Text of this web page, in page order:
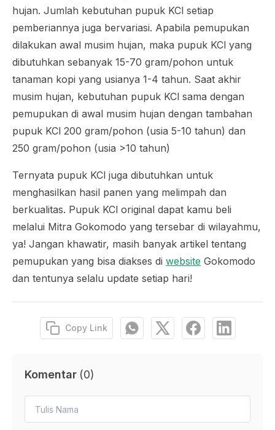
hujan. Jumlah kebutuhan pupuk KCl setiap
pemberiannya juga bervariasi. Apabila pemupukan
dilakukan awal musim hujan, maka pupuk KCl yang
dibutuhkan sebanyak 15-70 gram/pohon untuk
tanaman kopi yang usianya 1-4 tahun. Saat akhir
musim hujan, kebutuhan pupuk KCl sama dengan
pemupukan di awal musim hujan dengan tambahan
pupuk KCl 200 gram/pohon (usia 5-10 tahun) dan
250 gram/pohon (usia >10 tahun)
Ternyata pupuk KCl juga dibutuhkan untuk
menghasilkan hasil panen yang melimpah dan
berkualitas. Pupuk KCl original dapat kamu beli
melalui Mitra Gokomodo yang tersebar di wilayahmu,
ya! Jangan khawatir, masih banyak artikel tentang
pemupukan yang bisa diakses di website Gokomodo
dan tentunya selalu update setiap hari!
Copy Link
Komentar (0)